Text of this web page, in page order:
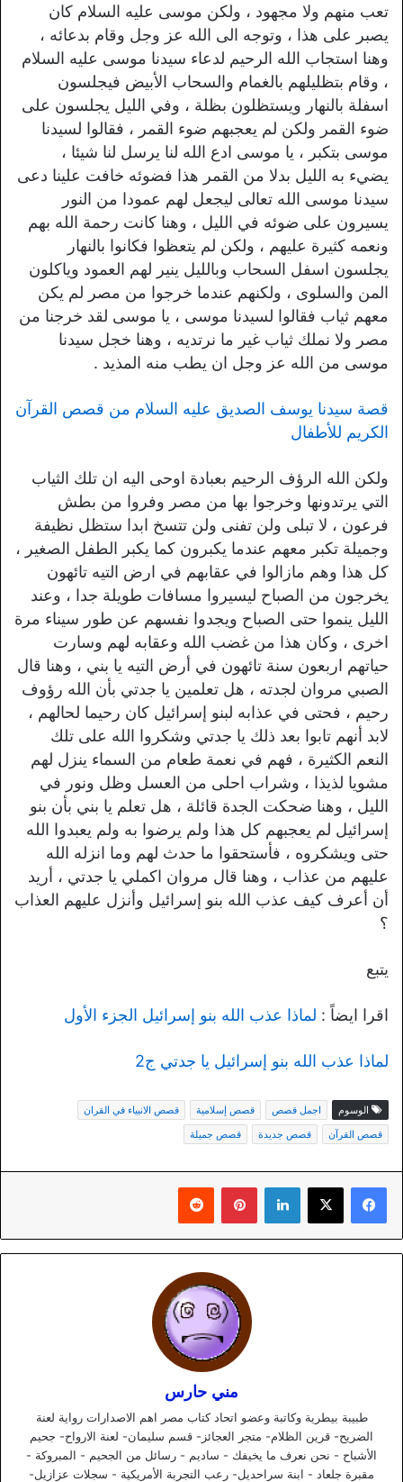
تعب منهم ولا مجهود ، ولكن موسى عليه السلام كان
يصبر على هذا ، وتوجه الى الله عز وجل وقام بدعائه ،
وهنا استجاب الله الرحيم لدعاء سيدنا موسى عليه السلام
، وقام بتظليلهم بالغمام والسحاب الأبيض فيجلسون
اسفلة بالنهار ويستظلون بظلة ، وفي الليل يجلسون على
ضوء القمر ولكن لم يعجبهم ضوء القمر ، فقالوا لسيدنا
موسى بتكبر ، يا موسى ادع الله لنا يرسل لنا شيئا ،
يضيء به الليل بدلا من القمر هذا فضوئه خافت علينا دعى
سيدنا موسى الله تعالى ليجعل لهم عمودا من النور
يسيرون على ضوئه في الليل ، وهنا كانت رحمة الله بهم
ونعمه كثيرة عليهم ، ولكن لم يتعظوا فكانوا بالنهار
يجلسون اسفل السحاب وبالليل ينير لهم العمود وياكلون
المن والسلوى ، ولكنهم عندما خرجوا من مصر لم يكن
معهم ثياب فقالوا لسيدنا موسى ، يا موسى لقد خرجنا من
مصر ولا نملك ثياب غير ما نرتديه ، وهنا خجل سيدنا
موسى من الله عز وجل ان يطب منه المذيد .
قصة سيدنا يوسف الصديق عليه السلام من قصص القرآن
الكريم للأطفال
ولكن الله الرؤف الرحيم بعبادة اوحى اليه ان تلك الثياب
التي يرتدونها وخرجوا بها من مصر وفروا من بطش
فرعون ، لا تبلى ولن تفنى ولن تتسخ ابدا ستظل نظيفة
وجميلة تكبر معهم عندما يكبرون كما يكبر الطفل الصغير ،
كل هذا وهم مازالوا في عقابهم في ارض التيه تائهون
يخرجون من الصباح ليسيروا مسافات طويلة جدا ، وعند
الليل ينموا حتى الصباح ويجدوا نفسهم عن طور سيناء مرة
اخرى ، وكان هذا من غضب الله وعقابه لهم وسارت
حياتهم اربعون سنة تائهون في أرض التيه يا بني ، وهنا قال
الصبي مروان لجدته ، هل تعلمين يا جدتي بأن الله رؤوف
رحيم ، فحتى في عذابه لبنو إسرائيل كان رحيما لحالهم ،
لابد أنهم تابوا بعد ذلك يا جدتي وشكروا الله على تلك
النعم الكثيرة ، فهم في نعمة طعام من السماء ينزل لهم
مشويا لذيذا ، وشراب احلى من العسل وظل ونور في
الليل ، وهنا ضحكت الجدة قائلة ، هل تعلم يا بني بأن بنو
إسرائيل لم يعجبهم كل هذا ولم يرضوا به ولم يعبدوا الله
حتى ويشكروه ، فأستحقوا ما حدث لهم وما انزله الله
عليهم من عذاب ، وهنا قال مروان اكملي يا جدتي ، أريد
أن أعرف كيف عذب الله بنو إسرائيل وأنزل عليهم العذاب
؟
يتبع
اقرا ايضاً : لماذا عذب الله بنو إسرائيل الجزء الأول
لماذا عذب الله بنو إسرائيل يا جدتي ج2
الوسوم اجمل قصص قصص إسلامية
قصص الانبياء في القران
قصص القرآن
قصص جديدة قصص جميلة
لينكدإن بينتيريست
مني حارس
طبيبة بيطرية وكاتبة وعضو اتحاد كتاب مصر اهم الاصدارات رواية لعنة
الضريح- قرين الظلام- متجر العجائز- قسم سليمان- لعنة الارواح- جحيم
الأشباح - نحن نعرف ما يخيفك - ساديم - رسائل من الجحيم - المبروكة -
مقبرة جلعاد - ابنة سراحديل- رعب التجربة الأمريكية - سجلات عزازيل-